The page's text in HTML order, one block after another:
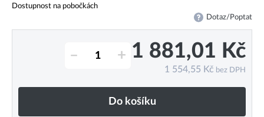
Dostupnost na pobočkách
Dotaz/Poptat
– + 1 881,01 Kč
1 554,55 Kč bez DPH
Do košíku